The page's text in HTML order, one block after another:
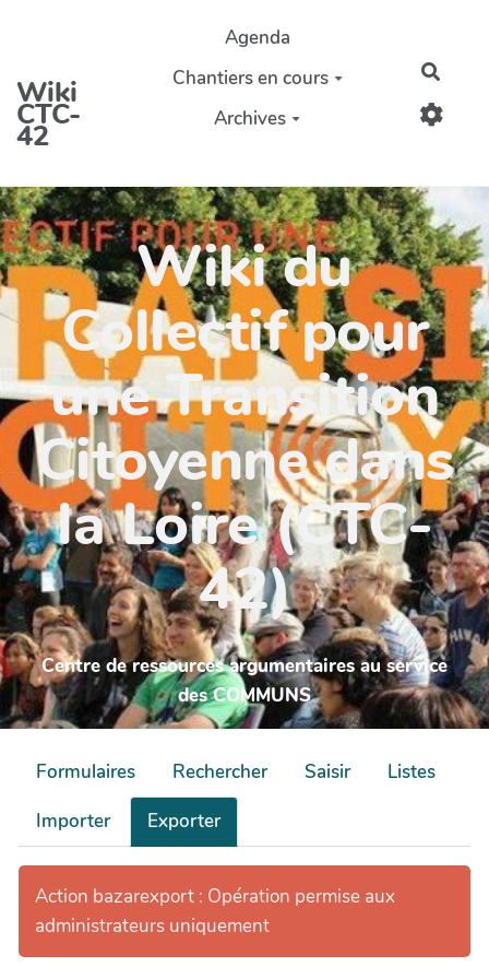
Aller au contenu principal
Wiki
CTC-
42
Agenda
Chantiers en cours
Archives
Wiki du
Collectif pour
une Transition
Citoyenne dans
la Loire (CTC-
42)
Centre de ressources argumentaires au service
des COMMUNS
Formulaires Rechercher Saisir
Listes
Importer
Exporter
Action bazarexport : Opération permise aux
administrateurs uniquement